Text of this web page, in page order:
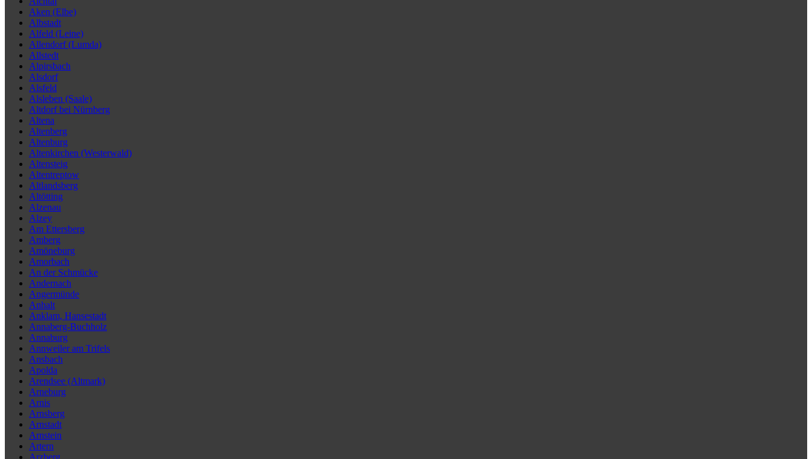
Aken (Elbe)
Albstadt
Alfeld (Leine)
Allendorf (Lumda)
Allstedt
Alpirsbach
Alsdorf
Alsfeld
Alsleben (Saale)
Altdorf bei Nürnberg
Altena
Altenberg
Altenburg
Altenkirchen (Westerwald)
Altensteig
Altentreptow
Altlandsberg
Altötting
Alzenau
Alzey
Am Ettersberg
Amberg
Amöneburg
Amorbach
An der Schmücke
Andernach
Angermünde
Anhalt
Anklam, Hansestadt
Annaberg-Buchholz
Annaburg
Annweiler am Trifels
Ansbach
Apolda
Arendsee (Altmark)
Arneburg
Arnis
Arnsberg
Arnstadt
Arnstein
Artern